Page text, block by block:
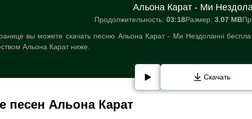
Альона Карат - Ми
Продолжительность: 03:18Размер: 3.07 MB
вы можете скачать песню Альона Карат - Ми Нездоланні
Альона Карат ниже.
Скачать
песен Альона Карат